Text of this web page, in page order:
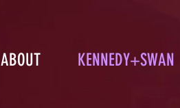
ABOUT KENNEDY+SWAN